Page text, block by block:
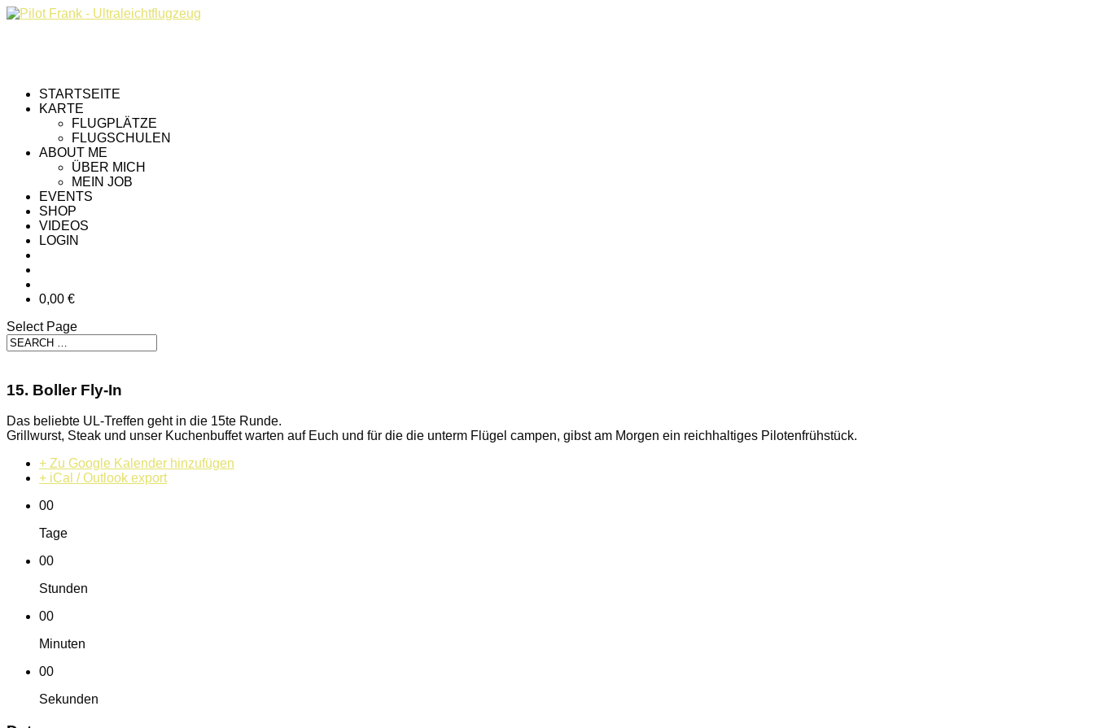
STARTSEITE
KARTE
FLUGPLÄTZE
FLUGSCHULEN
ABOUT ME
ÜBER MICH
MEIN JOB
EVENTS
SHOP
VIDEOS
LOGIN
0,00 €
Select Page
15. Boller Fly-In
Das beliebte UL-Treffen geht in die 15te Runde.
Grillwurst, Steak und unser Kuchenbuffet warten auf Euch und für die die unterm Flügel campen, gibst am Morgen ein reichhaltiges Pilotenfrühstück.
+ Zu Google Kalender hinzufügen
+ iCal / Outlook export
00
Tage
00
Stunden
00
Minuten
00
Sekunden